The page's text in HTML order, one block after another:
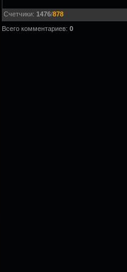
Счетчики: 1476/878
Всего комментариев: 0